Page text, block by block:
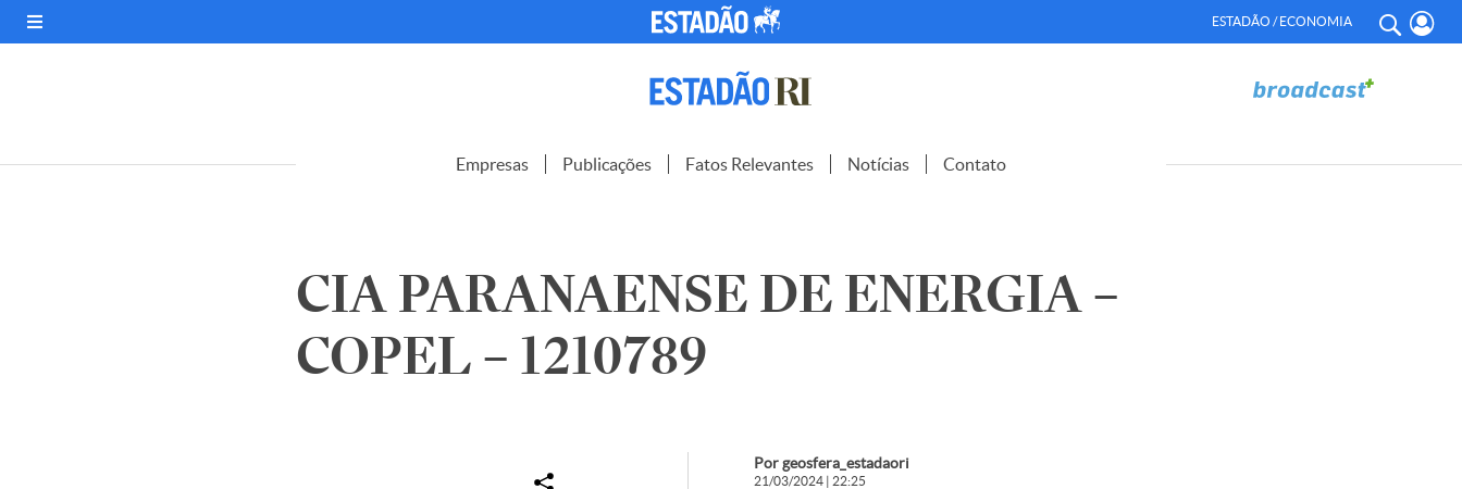
ESTADÃO / ECONOMIA
Empresas Publicações Fatos Relevantes Notícias Contato
CIA PARANAENSE DE ENERGIA –
COPEL – 1210789
Por geosfera_estadaori
21/03/2024 | 22:25